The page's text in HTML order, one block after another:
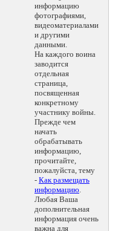
информацию
фотографиями,
видеоматериалами
и другими
данными.
На каждого воина
заводится
отдельная
страница,
посвященная
конкретному
участнику войны.
Прежде чем
начать
обрабатывать
информацию,
прочитайте,
пожалуйста, тему
- Как размещать
информацию.
Любая Ваша
дополнительная
информация очень
важна для